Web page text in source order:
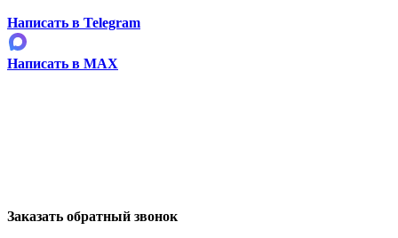
Написать в Telegram
Написать в MAX
Заказать обратный звонок